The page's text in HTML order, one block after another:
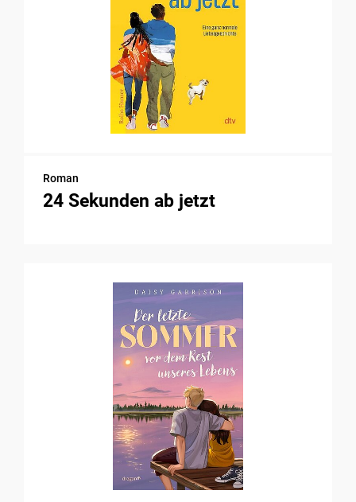
Roman
24 Sekunden ab jetzt